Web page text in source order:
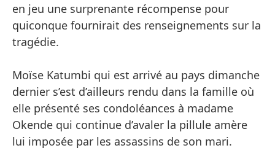
en jeu une surprenante récompense pour
quiconque fournirait des renseignements sur la
tragédie.
Moïse Katumbi qui est arrivé au pays dimanche
dernier s’est d’ailleurs rendu dans la famille où
elle présenté ses condoléances à madame
Okende qui continue d’avaler la pillule amère
lui imposée par les assassins de son mari.